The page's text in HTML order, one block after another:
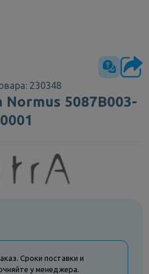
230348
5087B003-
0001
Сроки поставки и
у менеджера.